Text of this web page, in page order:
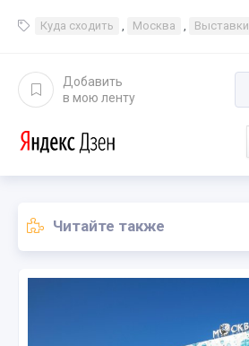
Куда сходить Москва Выставки
Добавить
в мою ленту
Читайте также